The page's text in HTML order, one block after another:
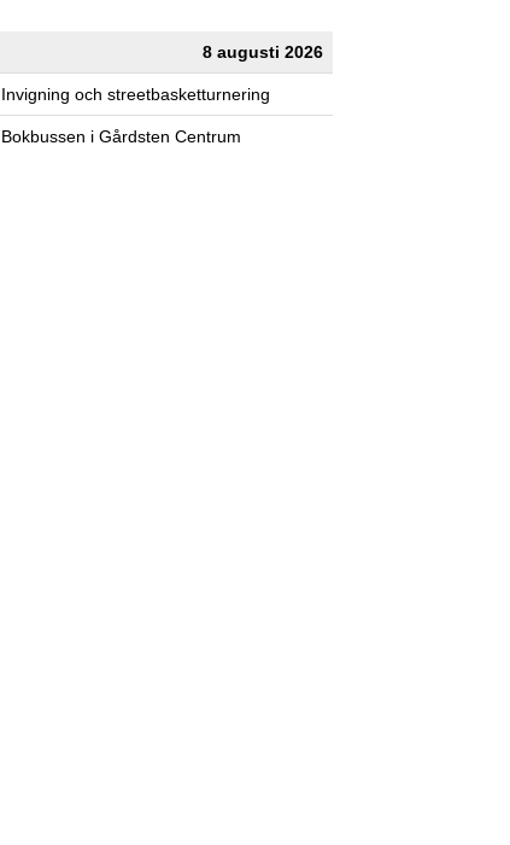
8 augusti 2026
Invigning och streetbasketturnering
Bokbussen i Gårdsten Centrum